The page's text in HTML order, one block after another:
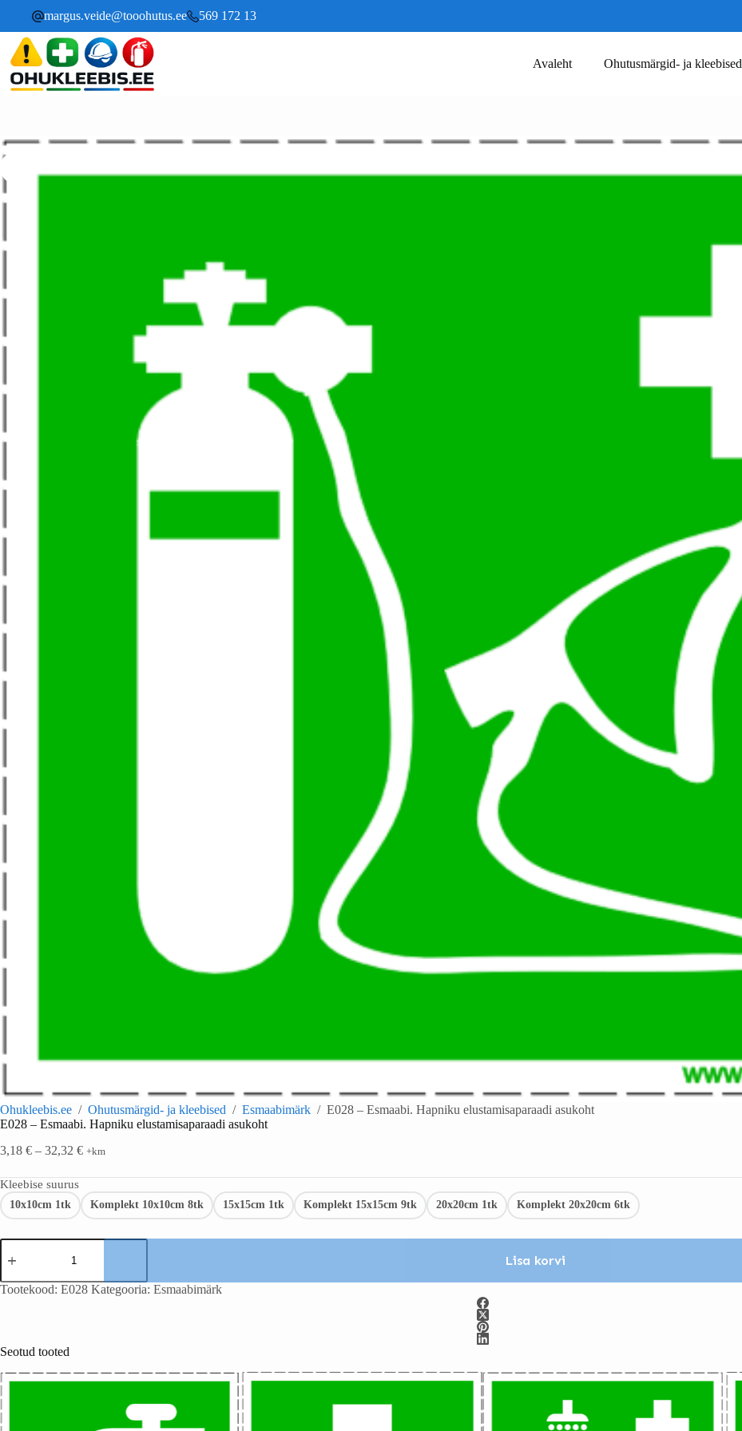
margus.veide@tooohutus.ee 569 172 13
Avaleht Ohutusmärgid- ja kleebised
Ohukleebis.ee / Ohutusmärgid- ja kleebised / Esmaabimärk / E028 – Esmaabi. Hapniku elustamisaparaadi asukoht
E028 – Esmaabi. Hapniku elustamisaparaadi asukoht
3,18 € – 32,32 € +km
Kleebise suurus
10x10cm 1tk Komplekt 10x10cm 8tk 15x15cm 1tk Komplekt 15x15cm 9tk 20x20cm 1tk Komplekt 20x20cm 6tk
Lisa korvi
Tootekood: E028 Kategooria: Esmaabimärk
Seotud tooted